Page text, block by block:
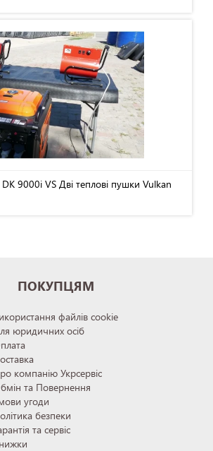
9000i VS Дві теплові пушки Vulkan
ПОКУПЦЯМ
файлів cookie
юридичних осіб
компанію Укрсервіс
та Повернення
угоди
безпеки
та сервіс